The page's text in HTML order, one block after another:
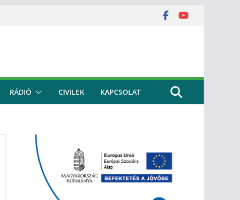
RÁDIÓ CIVILEK KAPCSOLAT